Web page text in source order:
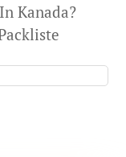
Kanada?